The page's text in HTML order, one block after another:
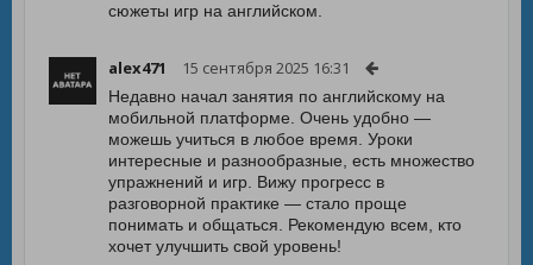
сюжеты игр на английском.
alex471 15 сентября 2025 16:31
Недавно начал занятия по английскому на
мобильной платформе. Очень удобно —
можешь учиться в любое время. Уроки
интересные и разнообразные, есть множество
упражнений и игр. Вижу прогресс в
разговорной практике — стало проще
понимать и общаться. Рекомендую всем, кто
хочет улучшить свой уровень!